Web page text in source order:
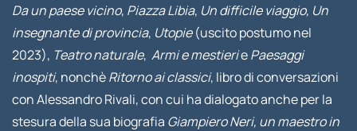
Da un paese vicino, Piazza Libia, Un difficile viaggio, Un
insegnante di provincia, Utopie(uscito postumo nel
2023), Teatro naturale, Armi e mestieriePaesaggi
inospiti, nonchèRitorno ai classici, libro di conversazioni
con Alessandro Rivali, con cui ha dialogato anche per la
stesura della sua biografia Giampiero Neri, un maestro in